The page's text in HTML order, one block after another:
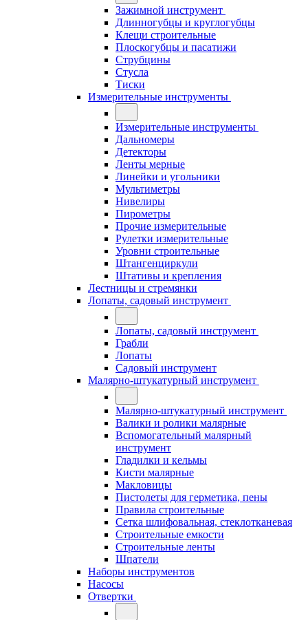
Зажимной инструмент
Длинногубцы и круглогубцы
Клещи строительные
Плоскогубцы и пасатижи
Струбцины
Стусла
Тиски
Измерительные инструменты
Измерительные инструменты
Дальномеры
Детекторы
Ленты мерные
Линейки и угольники
Мультиметры
Нивелиры
Пирометры
Прочие измерительные
Рулетки измерительные
Уровни строительные
Штангенциркули
Штативы и крепления
Лестницы и стремянки
Лопаты, садовый инструмент
Лопаты, садовый инструмент
Грабли
Лопаты
Садовый инструмент
Малярно-штукатурный инструмент
Малярно-штукатурный инструмент
Валики и ролики малярные
Вспомогательный малярный
инструмент
Гладилки и кельмы
Кисти малярные
Макловицы
Пистолеты для герметика, пены
Правила строительные
Сетка шлифовальная, стеклотканевая
Строительные емкости
Строительные ленты
Шпатели
Наборы инструментов
Насосы
Отвертки